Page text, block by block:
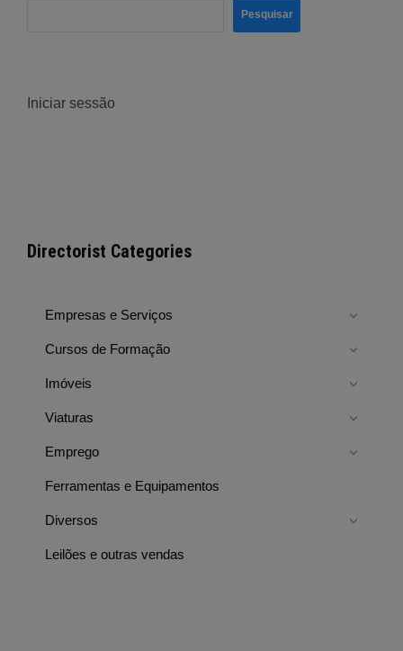
Pesquisar
Iniciar sessão
Directorist Categories
Empresas e Serviços
Cursos de Formação
Imóveis
Viaturas
Emprego
Ferramentas e Equipamentos
Diversos
Leilões e outras vendas